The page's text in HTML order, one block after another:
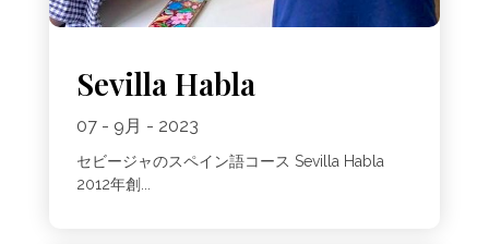
Sevilla Habla
07 - 9月 - 2023
セビージャのスペイン語コース Sevilla Habla
2012年創...